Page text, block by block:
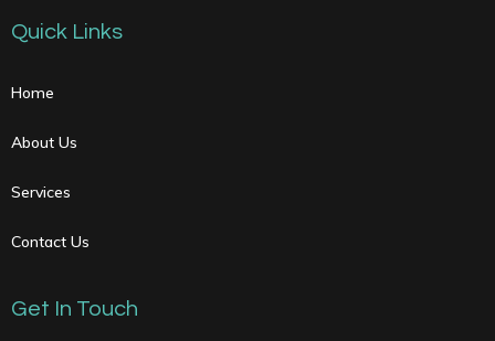
Quick Links
Home
About Us
Services
Contact Us
Get In Touch